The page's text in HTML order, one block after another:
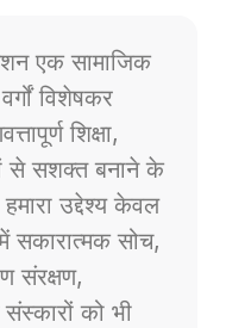
एक सामाजिक
विशेषकर
शिक्षा,
से सशक्त बनाने के
उद्देश्य केवल
सकारात्मक सोच,
संरक्षण,
को भी